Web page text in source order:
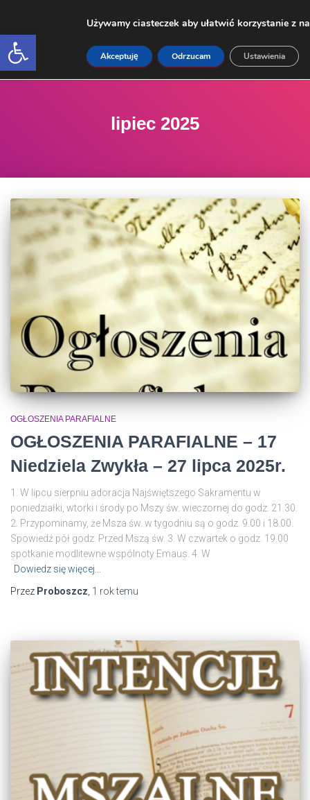
Open toolbar
lipiec 2025
OGŁOSZENIA PARAFIALNE
OGŁOSZENIA PARAFIALNE – 17
Niedziela Zwykła – 27 lipca 2025r.
1. W lipcu sierpniu adoracja Najświętszego Sakramentu w
poniedziałki, wtorki i środy po Mszy św. wieczornej do godz. 21.30.
2. Przypominamy, że Msza św. w tygodniu są o godz. 9.00 i 18.00.
Spowiedź pół godz. Przed Mszą św. 3. W czwartek o godz. 19.00
spotkanie modlitewne wspólnoty Emaus. 4. W
Dowiedz się więcej…
Przez Proboszcz 1 roktemu
Używamy ciasteczek aby ułatwić korzystanie z
Akceptuję Odrzucam Ustawienia